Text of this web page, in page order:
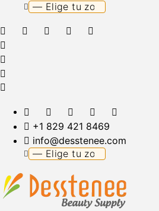
+1 829 421 8469
info@desstenee.com